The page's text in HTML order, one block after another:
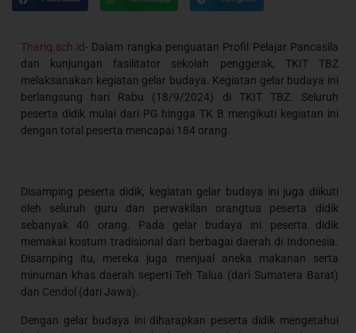
Thariq.sch.id- Dalam rangka penguatan Profil Pelajar Pancasila
dan kunjungan fasilitator sekolah penggerak, TKIT TBZ
melaksanakan kegiatan gelar budaya. Kegiatan gelar budaya ini
berlangsung hari Rabu (18/9/2024) di TKIT TBZ. Seluruh
peserta didik mulai dari PG hingga TK B mengikuti kegiatan ini
dengan total peserta mencapai 184 orang.
Disamping peserta didik, kegiatan gelar budaya ini juga diikuti
oleh seluruh guru dan perwakilan orangtua peserta didik
sebanyak 40 orang. Pada gelar budaya ini peserta didik
memakai kostum tradisional dari berbagai daerah di Indonesia.
Disamping itu, mereka juga menjual aneka makanan serta
minuman khas daerah seperti Teh Talua (dari Sumatera Barat)
dan Cendol (dari Jawa).
Dengan gelar budaya ini diharapkan peserta didik mengetahui